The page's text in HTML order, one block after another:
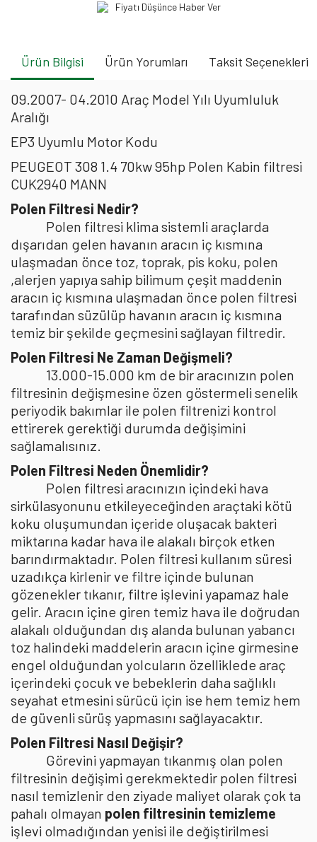
Fiyatı Düşünce Haber Ver
Ürün Bilgisi Ürün Yorumları Taksit Seçenekleri
09.2007- 04.2010 Araç Model Yılı Uyumluluk
Aralığı
EP3 Uyumlu Motor Kodu
PEUGEOT 308 1.4 70kw 95hp Polen Kabin filtresi
CUK2940 MANN
Polen Filtresi Nedir?
Polen filtresi klima sistemli araçlarda
dışarıdan gelen havanın aracın iç kısmına
ulaşmadan önce toz, toprak, pis koku, polen
,alerjen yapıya sahip bilimum çeşit maddenin
aracın iç kısmına ulaşmadan önce polen filtresi
tarafından süzülüp havanın aracın iç kısmına
temiz bir şekilde geçmesini sağlayan filtredir.
Polen Filtresi Ne Zaman Değişmeli?
13.000-15.000 km de bir aracınızın polen
filtresinin değişmesine özen göstermeli senelik
periyodik bakımlar ile polen filtrenizi kontrol
ettirerek gerektiği durumda değişimini
sağlamalısınız.
Polen Filtresi Neden Önemlidir?
Polen filtresi aracınızın içindeki hava
sirkülasyonunu etkileyeceğinden araçtaki kötü
koku oluşumundan içeride oluşacak bakteri
miktarına kadar hava ile alakalı birçok etken
barındırmaktadır. Polen filtresi kullanım süresi
uzadıkça kirlenir ve filtre içinde bulunan
gözenekler tıkanır, filtre işlevini yapamaz hale
gelir. Aracın içine giren temiz hava ile doğrudan
alakalı olduğundan dış alanda bulunan yabancı
toz halindeki maddelerin aracın içine girmesine
engel olduğundan yolcuların özelliklede araç
içerindeki çocuk ve bebeklerin daha sağlıklı
seyahat etmesini sürücü için ise hem temiz hem
de güvenli sürüş yapmasını sağlayacaktır.
Polen Filtresi Nasıl Değişir?
Görevini yapmayan tıkanmış olan polen
filtresinin değişimi gerekmektedir polen filtresi
nasıl temizlenir den ziyade maliyet olarak çok ta
pahalı olmayan polen filtresinin temizleme
işlevi olmadığından yenisi ile değiştirilmesi